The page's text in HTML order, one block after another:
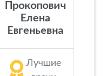
Прокопович
Елена
Евгеньевна
Лучшие